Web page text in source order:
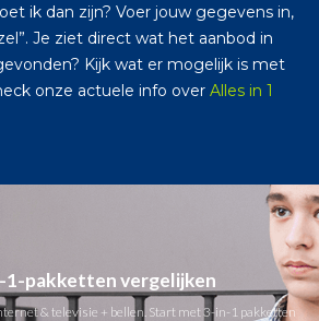
ik dan zijn? Voer jouw gegevens in,
Je ziet direct wat het aanbod in
Kijk wat er mogelijk is met
onze actuele info over Alles in 1
1-pakketten vergelijken
& televisie + bellen. Start met 3-in-1 pakketten